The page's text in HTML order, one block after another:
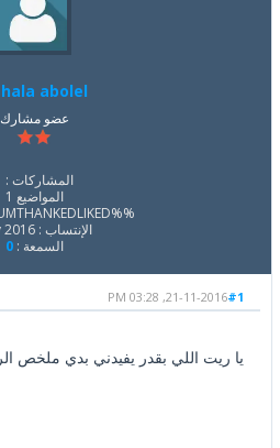
hala abolel
عضو مشارك
المشاركات : 1
المواضيع 1
%%TYL_NUMTHANKEDLIKED%%
الإنتساب : Nov 2016
السمعة :0
#1
21-11-2016, 03:28 PM
يا ريت اللي بقدر يفيدني بدي ملخص